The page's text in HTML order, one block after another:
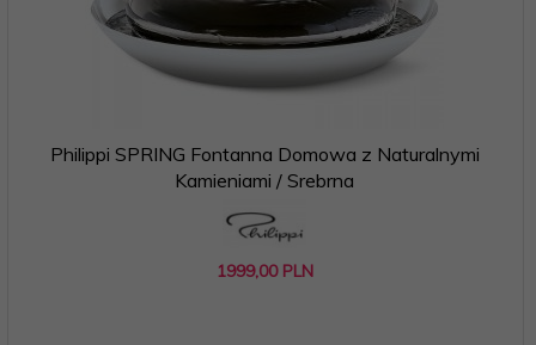
Philippi SPRING Fontanna Domowa z Naturalnymi
Kamieniami / Srebrna
1999,00 PLN